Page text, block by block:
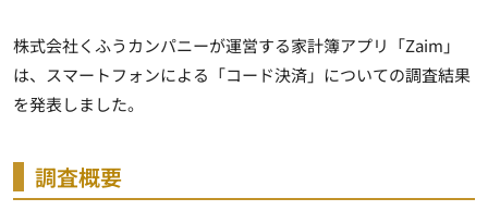
株式会社くふうカンパニーが運営する家計簿アプリ「Zaim」
は、スマートフォンによる「コード決済」についての調査結果
を発表しました。
調査概要